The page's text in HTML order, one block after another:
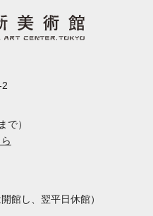
で）
館し、翌平日休館）